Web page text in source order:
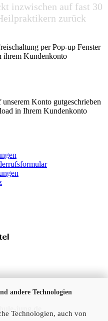
andere Technologien
Technologien, auch von
inzwischen auf fast 30
zurück
per Pop-up Fenster
ihrem Kundenkonto
Konto gutgeschrieben
in Ihrem Kundenkonto